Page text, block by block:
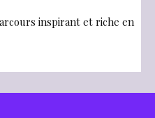
inspirant et riche en